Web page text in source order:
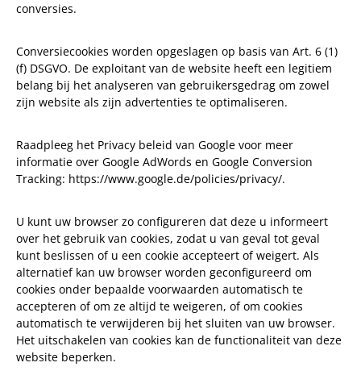
conversies.
Conversiecookies worden opgeslagen op basis van Art. 6 (1)
(f) DSGVO. De exploitant van de website heeft een legitiem
belang bij het analyseren van gebruikersgedrag om zowel
zijn website als zijn advertenties te optimaliseren.
Raadpleeg het Privacy beleid van Google voor meer
informatie over Google AdWords en Google Conversion
Tracking: https://www.google.de/policies/privacy/.
U kunt uw browser zo configureren dat deze u informeert
over het gebruik van cookies, zodat u van geval tot geval
kunt beslissen of u een cookie accepteert of weigert. Als
alternatief kan uw browser worden geconfigureerd om
cookies onder bepaalde voorwaarden automatisch te
accepteren of om ze altijd te weigeren, of om cookies
automatisch te verwijderen bij het sluiten van uw browser.
Het uitschakelen van cookies kan de functionaliteit van deze
website beperken.